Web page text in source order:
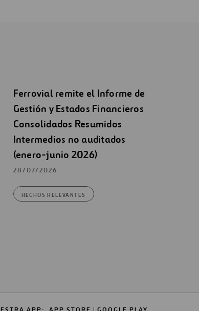
Ferrovial remite el Informe de
Gestión y Estados Financieros
Consolidados Resumidos
Intermedios no auditados
(enero-junio 2026)
28/07/2026
HECHOS RELEVANTES